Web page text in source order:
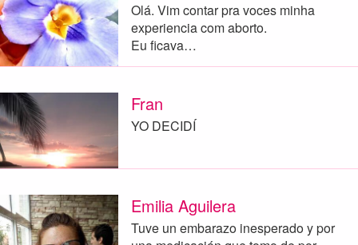
Olá. Vim contar pra voces minha
experiencia com aborto.
Eu ficava…
Fran
YO DECIDÍ
Emilia Aguilera
Tuve un embarazo inesperado y por